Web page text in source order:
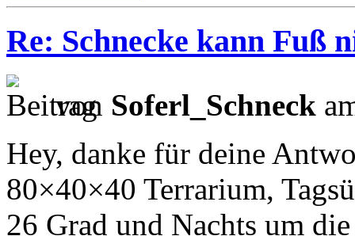
Re: Schnecke kann Fuß
von Soferl_Schneck
Hey, danke für deine
80×40×40 Terrarium,
26 Grad und Nachts um